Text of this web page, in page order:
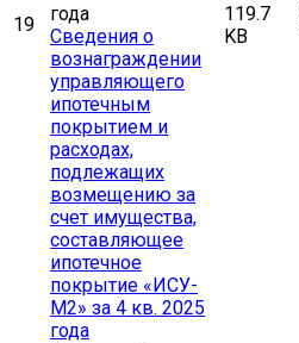
19
Сведения о
вознаграждении
управляющего
ипотечным
покрытием и
расходах,
подлежащих
возмещению за
счет имущества,
составляющее
ипотечное
покрытие «ИСУ-
М2» за 4 кв. 2025
года
119.7
KB